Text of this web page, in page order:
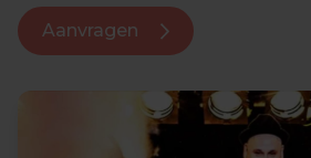
Aanvragen